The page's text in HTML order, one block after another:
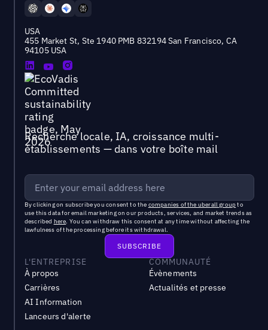
USA
455 Market St, Ste 1940 PMB 832194 San Francisco, CA
94105 USA
Recherche locale, IA, croissance multi-
établissements — dans votre boîte mail
By clicking on subscribe you consent to the companies of the uberall groupto
use this data for email marketing on our products, services, and market trends as
described here. You can withdraw this consent at any time without affecting the
lawfulness of the processing before its withdrawal.
L'ENTREPRISE
À propos
Carrières
AI Information
Lanceurs d'alerte
COMMUNAUTÉ
Évènements
Actualités et presse